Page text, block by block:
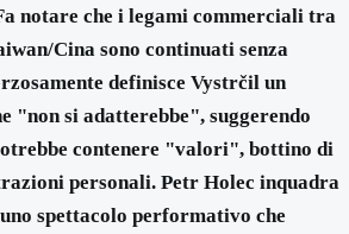
notare che i legami commerciali tra
Cina sono continuati senza
definisce Vystrčil un
"non si adatterebbe", suggerendo
contenere "valori", bottino di
personali. Petr Holec inquadra
spettacolo performativo che